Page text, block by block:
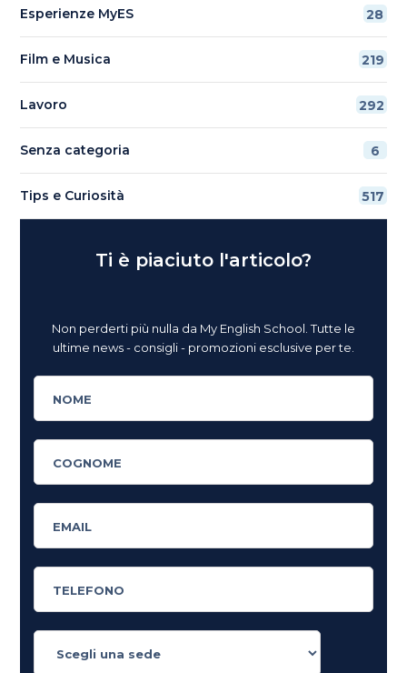
Esperienze MyES 28
Film e Musica 219
Lavoro 292
Senza categoria 6
Tips e Curiosità 517
Ti è piaciuto l'articolo?
Non perderti più nulla da My English School. Tutte le
ultime news - consigli - promozioni esclusive per te.